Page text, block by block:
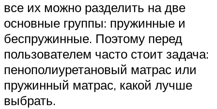
все их можно разделить на две
основные группы: пружинные и
беспружинные. Поэтому перед
пользователем часто стоит задача:
пенополиуретановый матрас или
пружинный матрас, какой лучше
выбрать.